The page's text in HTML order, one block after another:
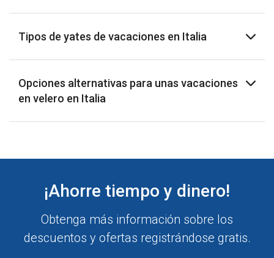
Tipos de yates de vacaciones en Italia
Opciones alternativas para unas vacaciones
en velero en Italia
¡Ahorre tiempo y dinero!
Obtenga más información sobre los
descuentos y ofertas registrándose gratis.